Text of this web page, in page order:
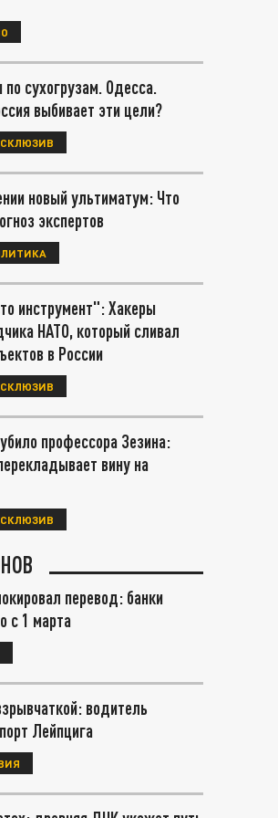
сухогрузам. Одесса.
выбивает эти цели?
новый ультиматум: Что
экспертов
инструмент": Хакеры
НАТО, который сливал
в России
профессора Зезина:
вину на
перевод: банки
с 1 марта
водитель
Лейпцига